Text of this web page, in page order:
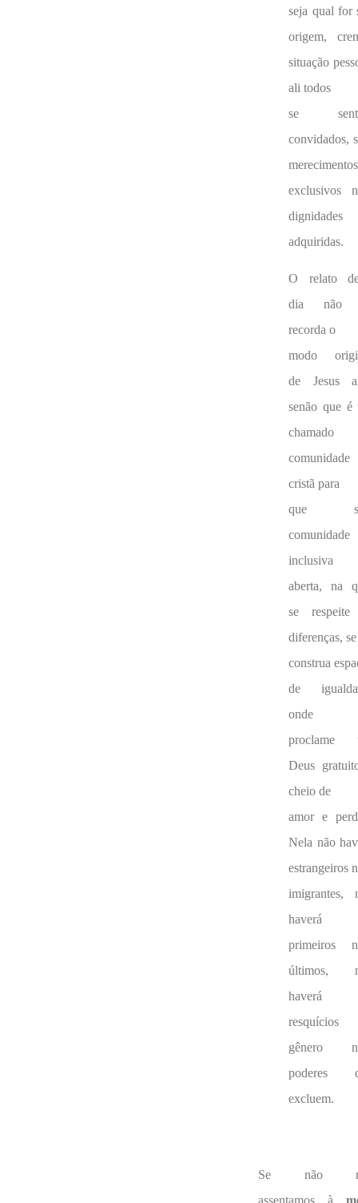
seja qual for
origem,
situação
ali todos
se
convidados,
merecimentos
exclusivos
dignidades
adquiridas.
O relato
dia não
recorda o
modo
de Jesus
senão que é
comunidade
cristã para
que
comunidade
aberta, na
se respeite
diferenças, se
construa
de
onde
proclame
Deus
cheio de
amor e
Nela não
estrangeiros
imigrantes,
haverá
primeiros
últimos,
haverá
resquícios
gênero
poderes
excluem.
Se não
assentamos à